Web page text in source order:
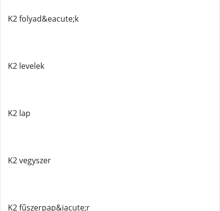
K2 folyad&eacute;k
K2 levelek
K2 lap
K2 vegyszer
K2 fűszerpap&iacute;r